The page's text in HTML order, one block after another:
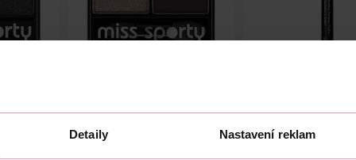
Detaily Nastavení reklam
miss sporty 1 ks
Intense 02
Dermacol